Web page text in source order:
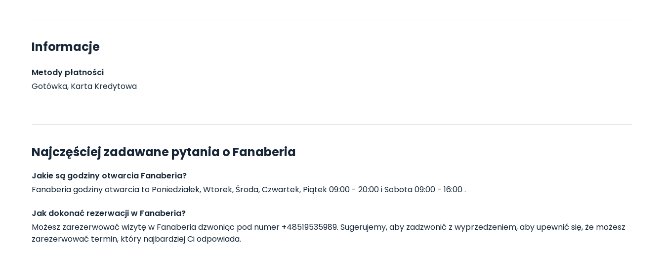
Informacje
Metody płatności
Gotówka, Karta Kredytowa
Najczęściej zadawane pytania o Fanaberia
Jakie są godziny otwarcia Fanaberia?
Fanaberia godziny otwarcia to Poniedziałek, Wtorek, Środa, Czwartek, Piątek 09:00 - 20:00 i Sobota 09:00 - 16:00 .
Jak dokonać rezerwacji w Fanaberia?
Możesz zarezerwować wizytę w Fanaberia dzwoniąc pod numer +48519535989. Sugerujemy, aby zadzwonić z wyprzedzeniem, aby upewnić się, że możesz
zarezerwować termin, który najbardziej Ci odpowiada.